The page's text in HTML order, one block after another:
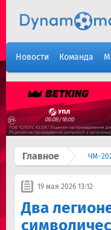
Новости Команда
Главное ЧМ-
19 мая 2026 13:12
Два